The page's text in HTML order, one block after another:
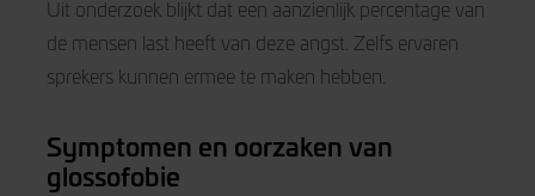
Uit onderzoek blijkt dat een aanzienlijk percentage van
de mensen last heeft van deze angst. Zelfs ervaren
sprekers kunnen ermee te maken hebben.
Symptomen en oorzaken van
glossofobie